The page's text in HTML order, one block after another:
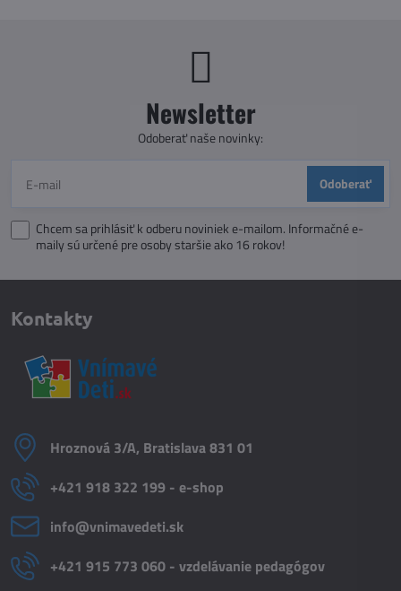
Newsletter
Odoberať naše novinky:
Odoberať
Chcem sa prihlásiť k odberu noviniek e-mailom. Informačné e-
maily sú určené pre osoby staršie ako 16 rokov!
Kontakty
Hroznová 3/A, Bratislava 831 01
+421 918 322 199 - e-shop
info​@vnimavedeti​.sk
+421 915 773 060 - vzdelávanie pedagógov